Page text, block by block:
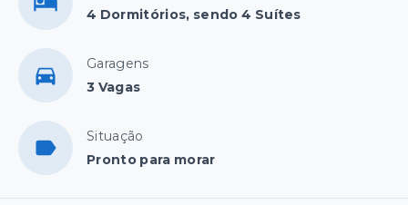
4 Dormitórios, sendo 4 Suítes
Garagens
3 Vagas
Situação
Pronto para morar